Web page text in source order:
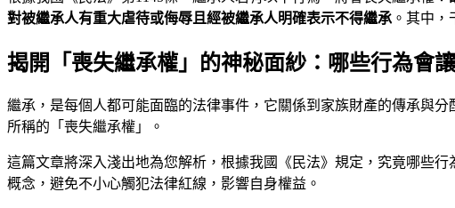
對被繼承人有重大虐待或侮辱且經被繼承人明確表示不得繼承 。其中
揭開「喪失繼承權」的神秘面紗：哪些行為會
繼承，是每個人都可能面臨的法律事件，它關係到家族財產的傳承與
所稱的「喪失繼承權」。
這篇文章將深入淺出地為您解析，根據我國《民法》規定，究竟哪些
概念，避免不小心觸犯法律紅線，影響自身權益。